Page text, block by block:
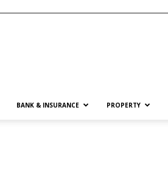
BANK & INSURANCE PROPERTY